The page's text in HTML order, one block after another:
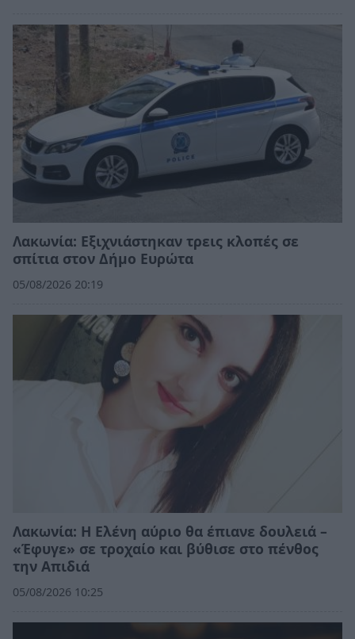
Λακωνία: Εξιχνιάστηκαν τρεις κλοπές σε
σπίτια στον Δήμο Ευρώτα
05/08/2026 20:19
Λακωνία: Η Ελένη αύριο θα έπιανε δουλειά –
«Έφυγε» σε τροχαίο και βύθισε στο πένθος
την Απιδιά
05/08/2026 10:25